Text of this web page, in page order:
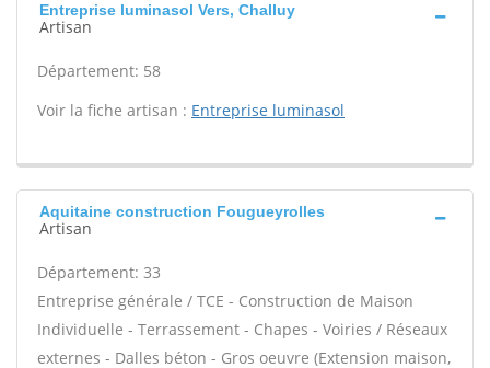
Entreprise luminasol Vers, Challuy
Artisan
Département: 58
Voir la fiche artisan : Entreprise luminasol
Aquitaine construction Fougueyrolles
Artisan
Département: 33
Entreprise générale / TCE - Construction de Maison
Individuelle - Terrassement - Chapes - Voiries / Réseaux
externes - Dalles béton - Gros oeuvre (Extension maison,